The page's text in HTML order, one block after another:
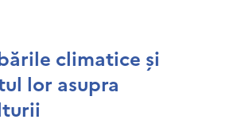
climatice și
lor asupra